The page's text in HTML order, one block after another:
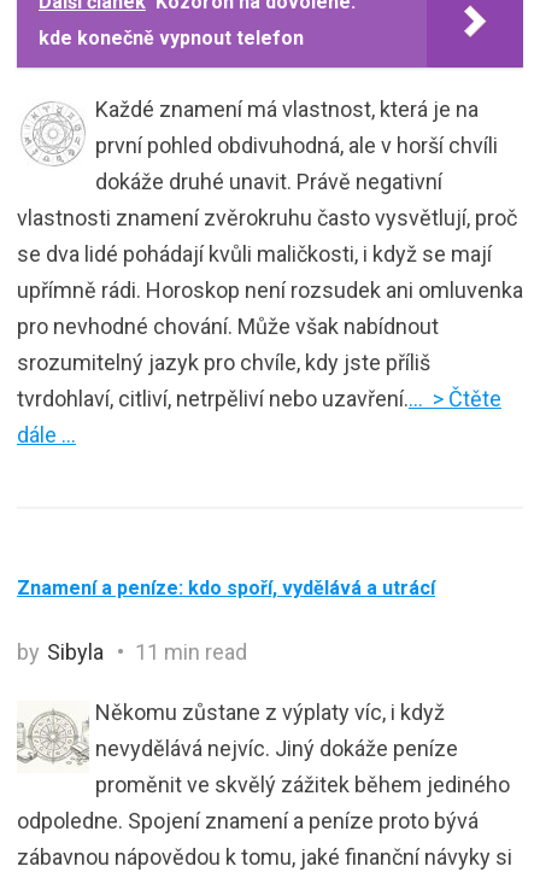
kde konečně vypnout telefon
Každé znamení má vlastnost, která je na
první pohled obdivuhodná, ale v horší chvíli
dokáže druhé unavit. Právě negativní
vlastnosti znamení zvěrokruhu často vysvětlují, proč
se dva lidé pohádají kvůli maličkosti, i když se mají
upřímně rádi. Horoskop není rozsudek ani omluvenka
pro nevhodné chování. Může však nabídnout
srozumitelný jazyk pro chvíle, kdy jste příliš
tvrdohlaví, citliví, netrpěliví nebo uzavření.… > Čtěte
dále …
Znamení a peníze: kdo spoří, vydělává a utrácí
by Sibyla 11 min read
Někomu zůstane z výplaty víc, i když
nevydělává nejvíc. Jiný dokáže peníze
proměnit ve skvělý zážitek během jediného
odpoledne. Spojení znamení a peníze proto bývá
zábavnou nápovědou k tomu, jaké finanční návyky si